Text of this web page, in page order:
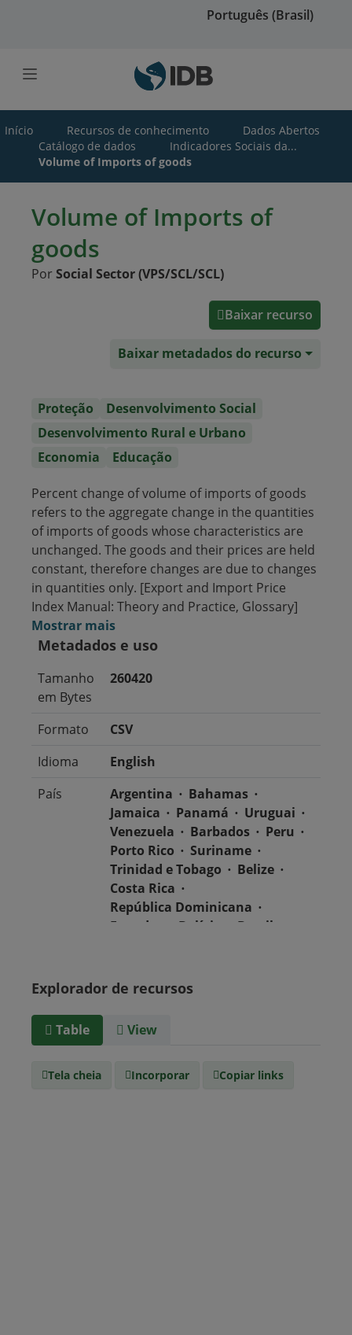
Português (Brasil)
Início Recursos de conhecimento
Dados Abertos
Catálogo de dados
Indicadores Sociais da...
Volume of Imports of goods
Volume of Imports of
goods
Por Social Sector (VPS/SCL/SCL)
Baixar recurso
Baixar metadados do recurso
Proteção
Desenvolvimento Social
Desenvolvimento Rural e Urbano
Economia
Educação
Percent change of volume of imports of goods
refers to the aggregate change in the quantities
of imports of goods whose characteristics are
unchanged. The goods and their prices are held
constant, therefore changes are due to changes
in quantities only. [Export and Import Price
Index Manual: Theory and Practice, Glossary]
Mostrar mais
Metadados e uso
Tamanho
em Bytes
260420
Formato
CSV
Idioma
English
País
Argentina
Bahamas
Jamaica
Panamá
Uruguai
Venezuela
Barbados
Peru
Porto Rico
Suriname
Trinidad e Tobago
Belize
Costa Rica
República Dominicana
Equador
Bolívia
Brasil
Nicarágua
Guatemala
Tipo de
text/csv
Explorador de recursos
Table View
Tela cheia Incorporar Copiar links